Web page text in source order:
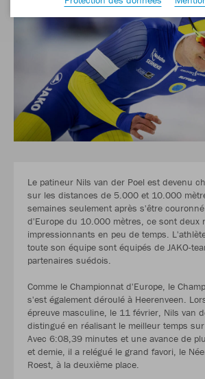
Le patineur Nils van der Poel est devenu
sur les distances de 5.000 et 10.000
semaines seulement après s'être
d'Europe du 10.000 mètres, ce sont deux
impressionnants en peu de temps.
toute son équipe sont équipés de JAKO-
partenaires suédois.
Comme le Championnat d'Europe, le
s'est également déroulé à Heerenveen.
épreuve masculine, le 11 février, Nils van
distingué en réalisant le meilleur temps
Avec 6:08,39 minutes et une avance de
et demie, il a relégué le grand favori, le
Roest, à la deuxième place.